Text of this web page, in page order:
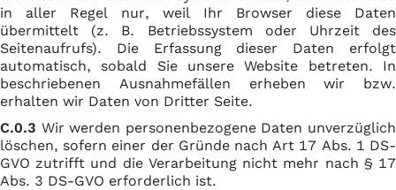
in aller Regel nur, weil Ihr Browser diese Daten
übermittelt (z. B. Betriebssystem oder Uhrzeit des
Seitenaufrufs). Die Erfassung dieser Daten erfolgt
automatisch, sobald Sie unsere Website betreten. In
beschriebenen Ausnahmefällen erheben wir bzw.
erhalten wir Daten von Dritter Seite.
C.0.3 Wir werden personenbezogene Daten unverzüglich
löschen, sofern einer der Gründe nach Art 17 Abs. 1 DS-
GVO zutrifft und die Verarbeitung nicht mehr nach § 17
Abs. 3 DS-GVO erforderlich ist.